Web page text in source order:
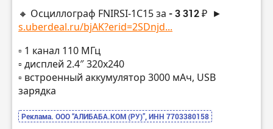
🔸 Осциллограф FNIRSI-1C15 за - 3 312 ₽ ►
s.uberdeal.ru/bjAK?erid=2SDnjd...
▫️ 1 канал 110 МГц
▫️ дисплей 2.4″ 320х240
▫️ встроенный аккумулятор 3000 мАч, USB
зарядка
Реклама. ООО “АЛИБАБА.КОМ (РУ)”, ИНН 7703380158